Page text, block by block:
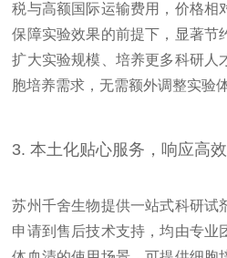
税与高额国际运输费用，价格相
保障实验效果的前提下，显著节
扩大实验规模、培养更多科研人
胞培养需求，无需额外调整实验
3. 本土化贴心服务，响应高效
苏州千舍生物提供一站式科研试
申请到售后技术支持，均由专业